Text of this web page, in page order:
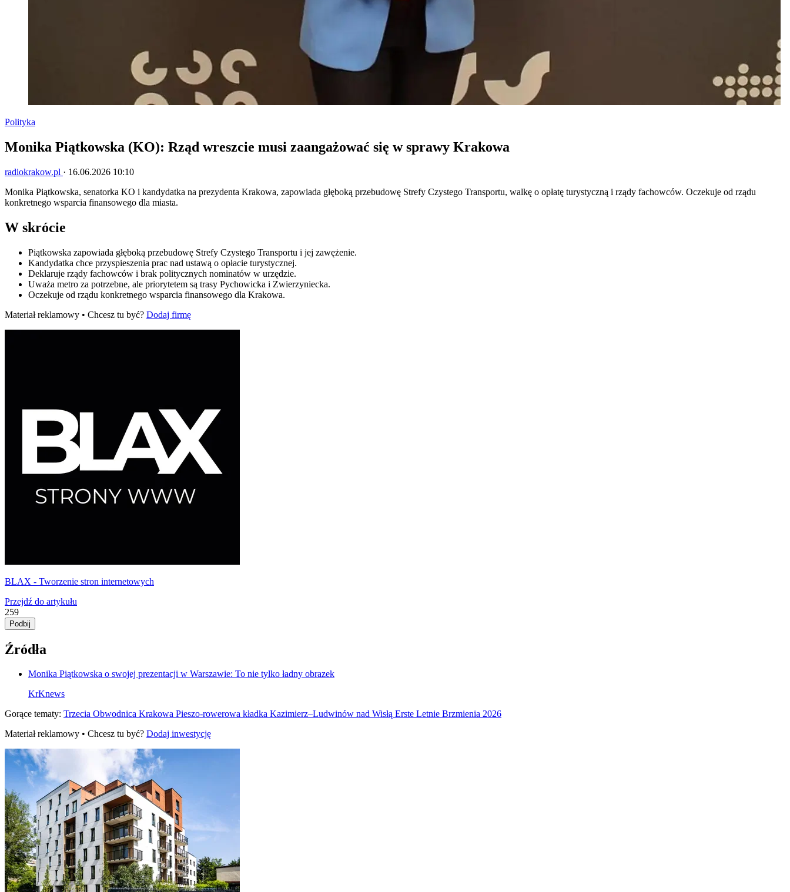
Polityka
Monika Piątkowska (KO): Rząd wreszcie musi zaangażować się w sprawy Krakowa
radiokrakow.pl · 16.06.2026 10:10
Monika Piątkowska, senatorka KO i kandydatka na prezydenta Krakowa, zapowiada głęboką przebudowę Strefy Czystego Transportu, walkę o opłatę turystyczną i rządy fachowców. Oczekuje od rządu
konkretnego wsparcia finansowego dla miasta.
W skrócie
Piątkowska zapowiada głęboką przebudowę Strefy Czystego Transportu i jej zawężenie.
Kandydatka chce przyspieszenia prac nad ustawą o opłacie turystycznej.
Deklaruje rządy fachowców i brak politycznych nominatów w urzędzie.
Uważa metro za potrzebne, ale priorytetem są trasy Pychowicka i Zwierzyniecka.
Oczekuje od rządu konkretnego wsparcia finansowego dla Krakowa.
Materiał reklamowy • Chcesz tu być? Dodaj firmę
BLAX - Tworzenie stron internetowych
Przejdź do artykułu
259
Podbij
Źródła
Monika Piątkowska o swojej prezentacji w Warszawie: To nie tylko ładny obrazek
KrKnews
Gorące tematy: Trzecia Obwodnica Krakowa Pieszo‑rowerowa kładka Kazimierz–Ludwinów nad Wisłą Erste Letnie Brzmienia 2026
Materiał reklamowy • Chcesz tu być? Dodaj inwestycję